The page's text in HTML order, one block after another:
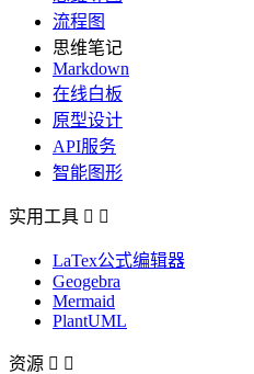
流程图
思维笔记
Markdown
在线白板
原型设计
API服务
智能图形
实用工具  
LaTex公式编辑器
Geogebra
Mermaid
PlantUML
资源  